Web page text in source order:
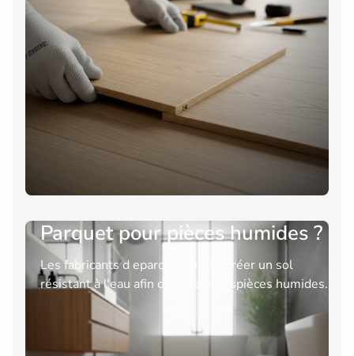
Parquet pour pièces humides ?
Les fabricants d eparquet ont su créer un sol
résistant à l'eau afin de revètir le spièces humides.